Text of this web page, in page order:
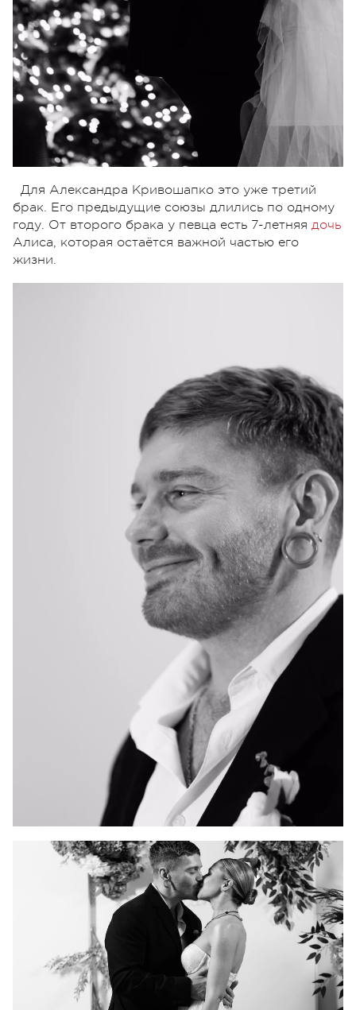
Для Александра Кривошапко это уже третий
брак. Его предыдущие союзы длились по одному
году. От второго брака у певца есть 7-летняя дочь
Алиса, которая остаётся важной частью его
жизни.